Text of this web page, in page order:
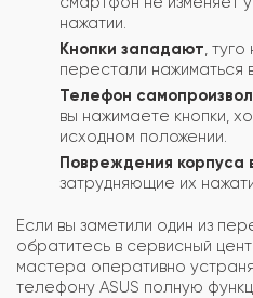
нажатии.
Кнопки западают ,
перестали нажиматься
Телефон
вы нажимаете кнопки,
исходном положении.
Повреждения корпуса
затрудняющие их
Если вы заметили один из
обратитесь в сервисный
мастера оперативно
телефону ASUS полную